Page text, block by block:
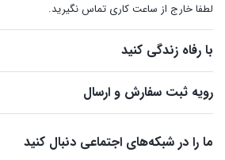
لطفا خارج از ساعت کاری تماس نگیرید.
با رفاه زندگی کنید
رویه ثبت سفارش و ارسال
ما را در شبکه‌های اجتماعی دنبال کنید